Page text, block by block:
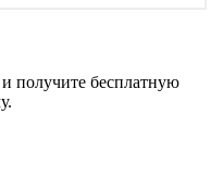
получите бесплатную